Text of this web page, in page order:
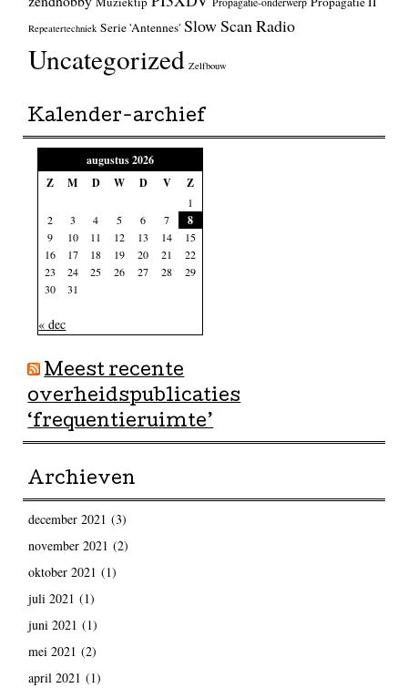
Repeatertechniek Serie 'Antennes' Slow Scan Radio
Uncategorized Zelfbouw
Kalender-archief
augustus 2026
Z
M D W D V Z
1
2
3 4 5 6 7 8
9 10 11 12 13 14
15
16
17 18 19 20 21
22
23
24 25 26 27 28
29
30
31
« dec
Meest recente
overheidspublicaties
‘frequentieruimte’
Archieven
december 2021 (3)
november 2021 (2)
oktober 2021 (1)
juli 2021 (1)
juni 2021 (1)
mei 2021 (2)
april 2021 (1)